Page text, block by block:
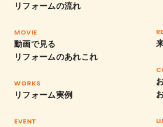
リフォームの流れ
MOVIE
動画で見る
リフォームのあれこれ
WORKS
リフォーム実例
EVENT